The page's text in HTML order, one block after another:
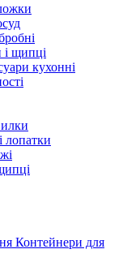
і щипці
кухонні
лопатки
Контейнери для